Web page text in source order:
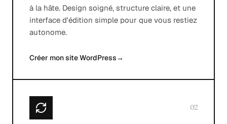
à la hâte. Design soigné, structure claire, et une
interface d'édition simple pour que vous restiez
autonome.
Créer mon site WordPress→
02